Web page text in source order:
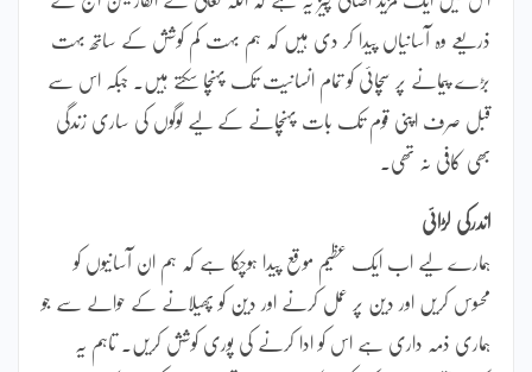
ذریعے وہ آسانیاں پیدا کر دی ہیں کہ ہم بہت کم کوشش کے ساتھ بہت
بڑے پیمانے پر سچائی کو تمام انسانیت تک پہنچا سکتے ہیں۔ جبکہ اس سے
قبل صرف اپنی قوم تک بات پہنچانے کے لیے لوگوں کی ساری زندگی
بھی کافی نہ تھی۔
اندرکی لڑائی
ہمارے لیے اب ایک عظیم موقع پیدا ہوچکا ہے کہ ہم ان آسانیوں کو
محسوس کریں اور دین پر عمل کرنے اور دین کو پھیلانے کے حوالے سے جو
ہماری ذمہ داری ہے اس کو ادا کرنے کی پوری کوشش کریں۔ تاہم یہ